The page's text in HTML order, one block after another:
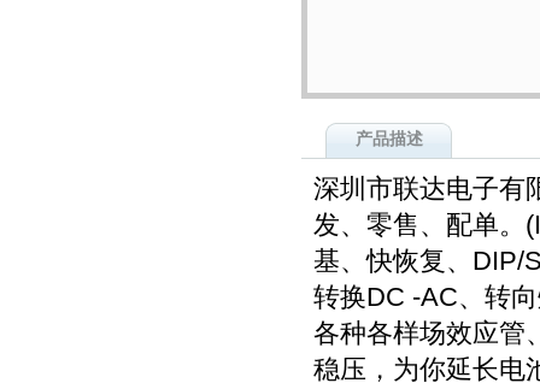
产品描述
深圳市联达电子有
发、零售、配单。
基、快恢复、DIP/
转换DC -AC、转
各种各样场效应管
稳压，为你延长电